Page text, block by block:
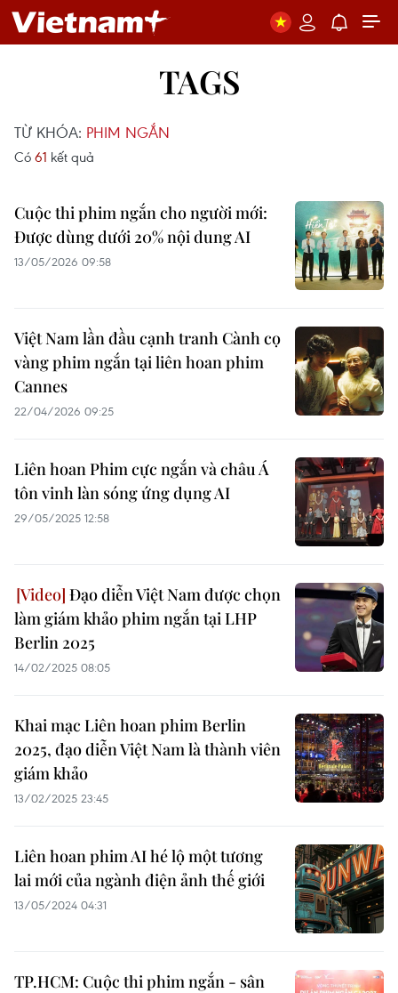
TAGS
TỪ KHÓA: PHIM NGẮN
Có 61 kết quả
Cuộc thi phim ngắn cho người mới:
Được dùng dưới 20% nội dung AI
13/05/2026 09:58
Việt Nam lần đầu cạnh tranh Cành cọ
vàng phim ngắn tại liên hoan phim
Cannes
22/04/2026 09:25
Liên hoan Phim cực ngắn và châu Á
tôn vinh làn sóng ứng dụng AI
29/05/2025 12:58
Đạo diễn Việt Nam được chọn
làm giám khảo phim ngắn tại LHP
Berlin 2025
14/02/2025 08:05
Khai mạc Liên hoan phim Berlin
2025, đạo diễn Việt Nam là thành viên
giám khảo
13/02/2025 23:45
Liên hoan phim AI hé lộ một tương
lai mới của ngành điện ảnh thế giới
13/05/2024 04:31
TP.HCM: Cuộc thi phim ngắn - sân